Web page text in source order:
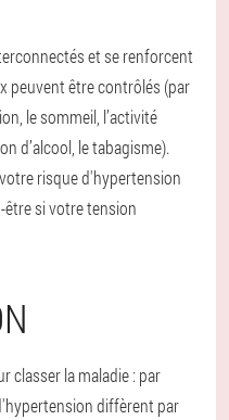
et se renforcent
peuvent être contrôlés (par
le sommeil, l’activité
d’alcool, le tabagisme).
risque d'hypertension
si votre tension
classer la maladie : par
diffèrent par